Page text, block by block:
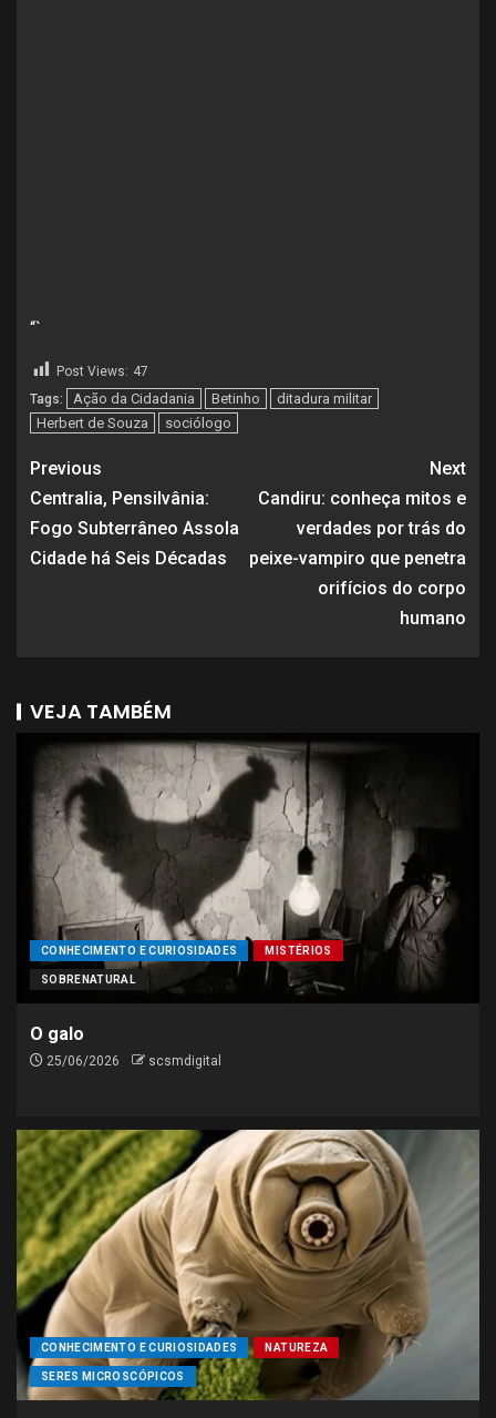
“`
Post Views: 47
Tags:
Ação da Cidadania Betinho
ditadura militar
Herbert de Souza
sociólogo
Previous
Centralia, Pensilvânia:
Fogo Subterrâneo Assola
Cidade há Seis Décadas
Next
Candiru: conheça mitos e
verdades por trás do
peixe-vampiro que penetra
orifícios do corpo
humano
VEJA TAMBÉM
CONHECIMENTO E CURIOSIDADES MISTÉRIOS
SOBRENATURAL
O galo
25/06/2026 scsmdigital
CONHECIMENTO E CURIOSIDADES NATUREZA
SERES MICROSCÓPICOS